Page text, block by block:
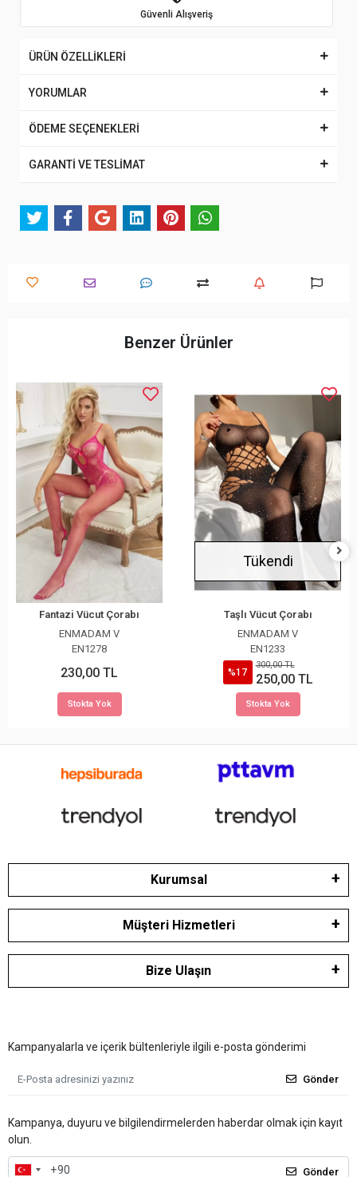
Güvenli Alışveriş
ÜRÜN ÖZELLİKLERİ
YORUMLAR
ÖDEME SEÇENEKLERİ
GARANTİ VE TESLİMAT
Benzer Ürünler
Fantazi Vücut Çorabı
ENMADAM V
EN1278
230,00 TL
Stokta Yok
Tükendi
Taşlı Vücut Çorabı
ENMADAM V
EN1233
%17
300,00 TL
250,00 TL
Stokta Yok
Kurumsal
Müşteri Hizmetleri
Bize Ulaşın
Kampanyalarla ve içerik bültenleriyle ilgili e-posta gönderimi
Gönder
Kampanya, duyuru ve bilgilendirmelerden haberdar olmak için kayıt
olun.
Gönder